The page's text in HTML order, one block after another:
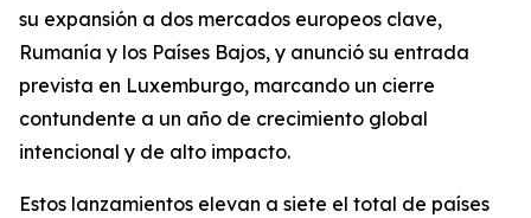
su expansión a dos mercados europeos clave,
Rumanía y los Países Bajos, y anunció su entrada
prevista en Luxemburgo, marcando un cierre
contundente a un año de crecimiento global
intencional y de alto impacto.
Estos lanzamientos elevan a siete el total de países